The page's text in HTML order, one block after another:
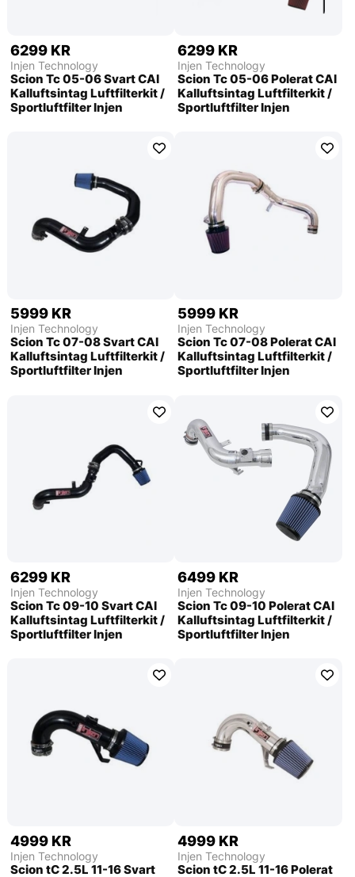
6299 KR
Injen Technology
Scion Tc 05-06 Svart CAI
Kalluftsintag Luftfilterkit /
Sportluftfilter Injen
6299 KR
Injen Technology
Scion Tc 05-06 Polerat CAI
Kalluftsintag Luftfilterkit /
Sportluftfilter Injen
5999 KR
Injen Technology
Scion Tc 07-08 Svart CAI
Kalluftsintag Luftfilterkit /
Sportluftfilter Injen
5999 KR
Injen Technology
Scion Tc 07-08 Polerat CAI
Kalluftsintag Luftfilterkit /
Sportluftfilter Injen
6299 KR
Injen Technology
Scion Tc 09-10 Svart CAI
Kalluftsintag Luftfilterkit /
Sportluftfilter Injen
6499 KR
Injen Technology
Scion Tc 09-10 Polerat CAI
Kalluftsintag Luftfilterkit /
Sportluftfilter Injen
4999 KR
Injen Technology
Scion tC 2.5L 11-16 Svart
4999 KR
Injen Technology
Scion tC 2.5L 11-16 Polerat